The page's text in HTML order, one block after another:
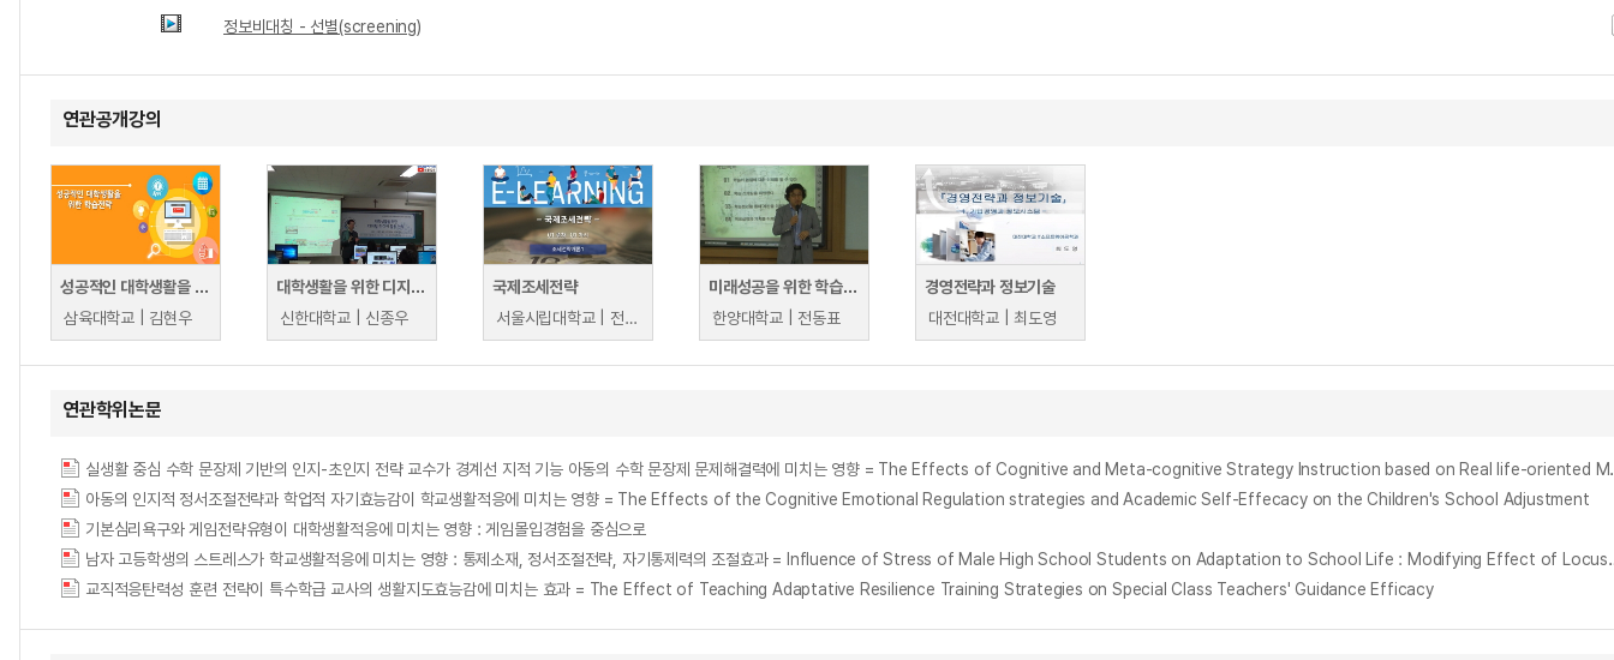
정보비대칭 - 선별(screening)
연관공개강의
성공적인 대학생활을 위한 학습전략
삼육대학교 | 김현우
대학생활을 위한 디지털 미디어 활용 전략 (명지대학교)
신한대학교 | 신종우
국제조세전략
서울시립대학교 | 전병욱
미래성공을 위한 학습전략
한양대학교 | 전동표
경영전략과 정보기술
대전대학교 | 최도영
연관학위논문
실생활 중심 수학 문장제 기반의 인지-초인지 전략 교수가 경
아동의 인지적 정서조절전략과 학업적 자기효능감이 학교생활적응에 미치는 영향 = The Effects of the Cognitive Emotional Regulation strategies and Academic Self-Effecacy on the Children's School Adjustment
기본심리욕구와 게임전략유형이 대학생활적응에 미치는 영향 : 게임몰입경험을 중심으로
남자 고등학생의 스트레스가 학교생활적응에 미치는 영향 : 통제소
교직적응탄력성 훈련 전략이 특수학급 교사의 생활지도효능감에 미치는 효과 = The Effect of Teaching Adaptative Resilience Training Strategies on Special Class Teachers' Guidance Efficacy